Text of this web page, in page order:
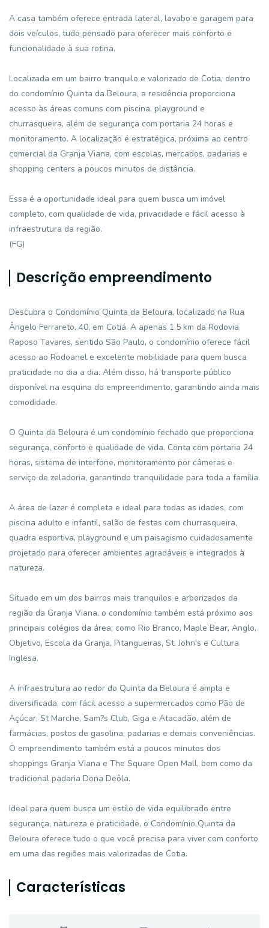
A casa também oferece entrada lateral, lavabo e garagem para
dois veículos, tudo pensado para oferecer mais conforto e
funcionalidade à sua rotina.
Localizada em um bairro tranquilo e valorizado de Cotia, dentro
do condomínio Quinta da Beloura, a residência proporciona
acesso às áreas comuns com piscina, playground e
churrasqueira, além de segurança com portaria 24 horas e
monitoramento. A localização é estratégica, próxima ao centro
comercial da Granja Viana, com escolas, mercados, padarias e
shopping centers a poucos minutos de distância.
Essa é a oportunidade ideal para quem busca um imóvel
completo, com qualidade de vida, privacidade e fácil acesso à
infraestrutura da região.
(FG)
Descrição empreendimento
Descubra o Condomínio Quinta da Beloura, localizado na Rua
Ângelo Ferrareto, 40, em Cotia. A apenas 1,5 km da Rodovia
Raposo Tavares, sentido São Paulo, o condomínio oferece fácil
acesso ao Rodoanel e excelente mobilidade para quem busca
praticidade no dia a dia. Além disso, há transporte público
disponível na esquina do empreendimento, garantindo ainda mais
comodidade.
O Quinta da Beloura é um condomínio fechado que proporciona
segurança, conforto e qualidade de vida. Conta com portaria 24
horas, sistema de interfone, monitoramento por câmeras e
serviço de zeladoria, garantindo tranquilidade para toda a família.
A área de lazer é completa e ideal para todas as idades, com
piscina adulto e infantil, salão de festas com churrasqueira,
quadra esportiva, playground e um paisagismo cuidadosamente
projetado para oferecer ambientes agradáveis e integrados à
natureza.
Situado em um dos bairros mais tranquilos e arborizados da
região da Granja Viana, o condomínio também está próximo aos
principais colégios da área, como Rio Branco, Maple Bear, Anglo,
Objetivo, Escola da Granja, Pitangueiras, St. John's e Cultura
Inglesa.
A infraestrutura ao redor do Quinta da Beloura é ampla e
diversificada, com fácil acesso a supermercados como Pão de
Açúcar, St Marche, Sam?s Club, Giga e Atacadão, além de
farmácias, postos de gasolina, padarias e demais conveniências.
O empreendimento também está a poucos minutos dos
shoppings Granja Viana e The Square Open Mall, bem como da
tradicional padaria Dona Deôla.
Ideal para quem busca um estilo de vida equilibrado entre
segurança, natureza e praticidade, o Condomínio Quinta da
Beloura oferece tudo o que você precisa para viver com conforto
em uma das regiões mais valorizadas de Cotia.
Características